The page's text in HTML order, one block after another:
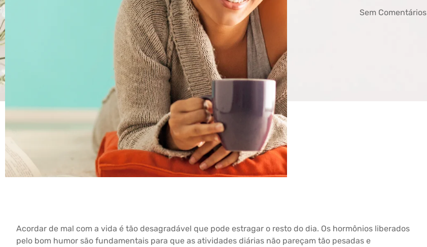
Sem Comentários
Acordar de mal com a vida é tão desagradável que pode estragar o resto do dia. Os hormônios liberados
pelo bom humor são fundamentais para que as atividades diárias não pareçam tão pesadas e